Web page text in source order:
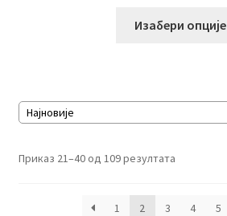
Изабери опције
Приказ 21–40 од 109 резултатаСортирано
1
2 3 4 5